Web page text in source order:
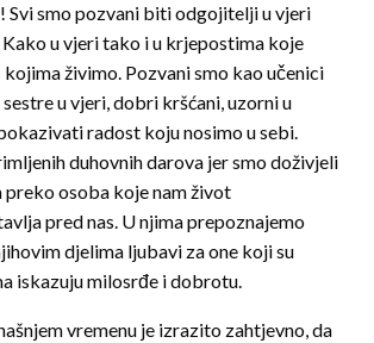
Svi smo pozvani biti odgojitelji u vjeri
u vjeri tako i u krjepostima koje
kojima živimo. Pozvani smo kao učenici
u vjeri, dobri kršćani, uzorni u
radost koju nosimo u sebi.
duhovnih darova jer smo doživjeli
preko osoba koje nam život
pred nas. U njima prepoznajemo
djelima ljubavi za one koji su
iskazuju milosrđe i dobrotu.
vremenu je izrazito zahtjevno, da